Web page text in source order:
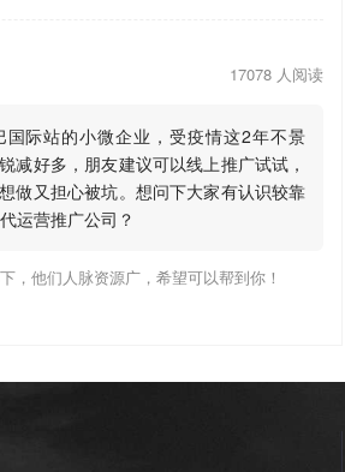
17078 人阅读
国际站的小微企业，受疫情这2年不景
减好多，朋友建议可以线上推广试试，
做又担心被坑。想问下大家有认识较靠
运营推广公司？
，他们人脉资源广，希望可以帮到你！